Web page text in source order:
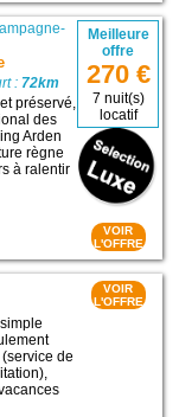
: 72km
préservé,
des
Arden
règne
à ralentir
Meilleure
offre
270 €
7 nuit(s)
locatif
VOIR
L'OFFRE
de
VOIR
L'OFFRE